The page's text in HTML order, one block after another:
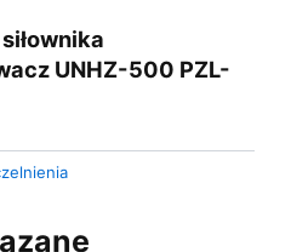
UNHZ-500 PZL-